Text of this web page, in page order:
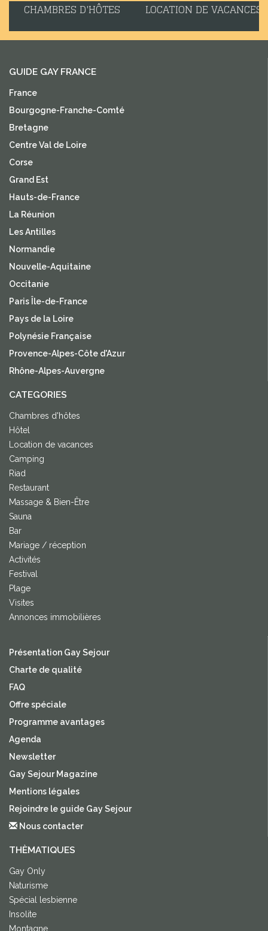
CHAMBRES D'HÔTES LOCATION DE VACANCES
GUIDE GAY FRANCE
France
Bourgogne-Franche-Comté
Bretagne
Centre Val de Loire
Corse
Grand Est
Hauts-de-France
La Réunion
Les Antilles
Normandie
Nouvelle-Aquitaine
Occitanie
Paris Île-de-France
Pays de la Loire
Polynésie Française
Provence-Alpes-Côte d'Azur
Rhône-Alpes-Auvergne
CATEGORIES
Chambres d'hôtes
Hôtel
Location de vacances
Camping
Riad
Restaurant
Massage & Bien-Être
Sauna
Bar
Mariage / réception
Activités
Festival
Plage
Visites
Annonces immobilières
Présentation Gay Sejour
Charte de qualité
FAQ
Offre spéciale
Programme avantages
Agenda
Newsletter
Gay Sejour Magazine
Mentions légales
Rejoindre le guide Gay Sejour
Nous contacter
THÈMATIQUES
Gay Only
Naturisme
Spécial lesbienne
Insolite
Montagne